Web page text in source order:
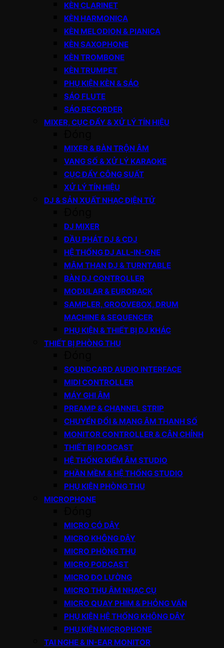
KÈN CLARINET
KÈN HARMONICA
KÈN MELODION & PIANICA
KÈN SAXOPHONE
KÈN TROMBONE
KÈN TRUMPET
PHỤ KIỆN KÈN & SÁO
SÁO FLUTE
SÁO RECORDER
MIXER, CỤC ĐẨY & XỬ LÝ TÍN HIỆU
MIXER & BÀN TRỘN ÂM
VANG SỐ & XỬ LÝ KARAOKE
CỤC ĐẨY CÔNG SUẤT
XỬ LÝ TÍN HIỆU
DJ & SẢN XUẤT NHẠC ĐIỆN TỬ
DJ MIXER
ĐẦU PHÁT DJ & CDJ
HỆ THỐNG DJ ALL-IN-ONE
MÂM THAN DJ & TURNTABLE
BÀN DJ CONTROLLER
MODULAR & EURORACK
SAMPLER, GROOVEBOX, DRUM
MACHINE & SEQUENCER
PHỤ KIỆN & THIẾT BỊ DJ KHÁC
THIẾT BỊ PHÒNG THU
SOUNDCARD AUDIO INTERFACE
MIDI CONTROLLER
MÁY GHI ÂM
PREAMP & CHANNEL STRIP
CHUYỂN ĐỔI & MẠNG ÂM THANH SỐ
MONITOR CONTROLLER & CÂN CHỈNH
THIẾT BỊ PODCAST
HỆ THỐNG KIỂM ÂM STUDIO
PHẦN MỀM & HỆ THỐNG STUDIO
PHỤ KIỆN PHÒNG THU
MICROPHONE
MICRO CÓ DÂY
MICRO KHÔNG DÂY
MICRO PHÒNG THU
MICRO PODCAST
MICRO ĐO LƯỜNG
MICRO THU ÂM NHẠC CỤ
MICRO QUAY PHIM & PHỎNG VẤN
PHỤ KIỆN HỆ THỐNG KHÔNG DÂY
PHỤ KIỆN MICROPHONE
TAI NGHE & IN-EAR MONITOR